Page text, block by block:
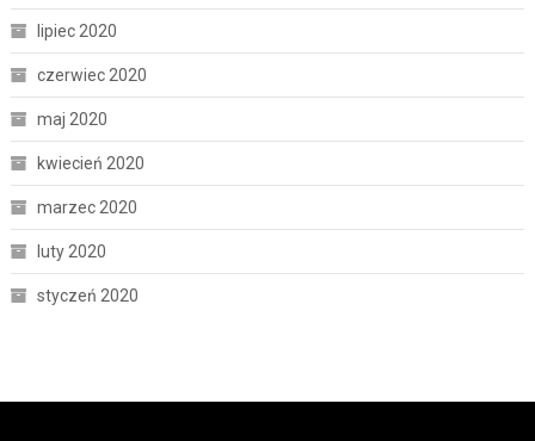
lipiec 2020
czerwiec 2020
maj 2020
kwiecień 2020
marzec 2020
luty 2020
styczeń 2020